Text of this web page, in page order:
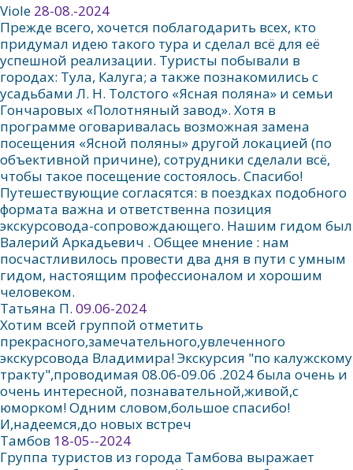
Viole 28-08.-2024
Прежде всего, хочется поблагодарить всех, кто
придумал идею такого тура и сделал всё для её
успешной реализации. Туристы побывали в
городах: Тула, Калуга; а также познакомились с
усадьбами Л. Н. Толстого «Ясная поляна» и семьи
Гончаровых «Полотняный завод». Хотя в
программе оговаривалась возможная замена
посещения «Ясной поляны» другой локацией (по
объективной причине), сотрудники сделали всё,
чтобы такое посещение состоялось. Спасибо!
Путешествующие согласятся: в поездках подобного
формата важна и ответственна позиция
экскурсовода-сопровождающего. Нашим гидом был
Валерий Аркадьевич . Общее мнение : нам
посчастливилось провести два дня в пути с умным
гидом, настоящим профессионалом и хорошим
человеком.
Татьяна П. 09.06-2024
Хотим всей группой отметить
прекрасного,замечательного,увлеченного
экскурсовода Владимира! Экскурсия "по калужскому
тракту",проводимая 08.06-09.06 .2024 была очень и
очень интересной, познавательной,живой,с
юморком! Одним словом,большое спасибо!
И,надеемся,до новых встреч
Тамбов 18-05--2024
Группа туристов из города Тамбова выражает